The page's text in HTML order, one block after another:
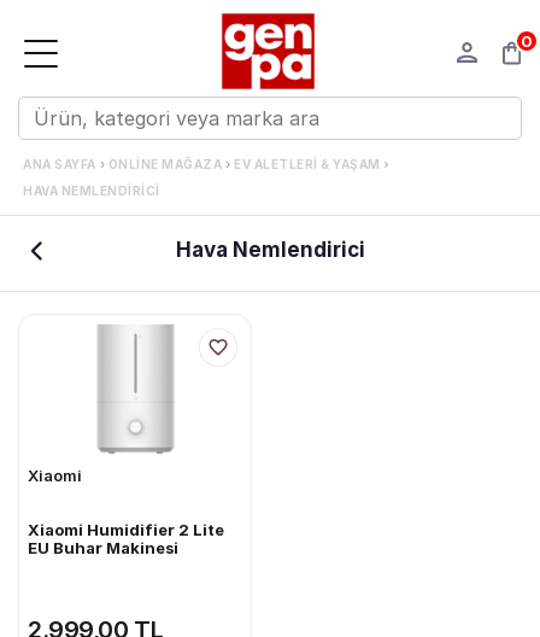
0
ANA SAYFA › ONLINE MAĞAZA › EV ALETLERI & YAŞAM
HAVA NEMLENDIRICI
Hava Nemlendirici
Xiaomi
Xiaomi Humidifier 2 Lite
EU Buhar Makinesi
2.999,00 TL